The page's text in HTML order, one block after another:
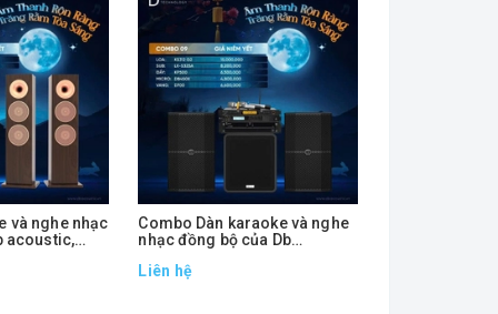
và nghe nhạc
acoustic,
Combo Dàn karaoke và nghe
nhạc đồng bộ của Db
Liên hệ